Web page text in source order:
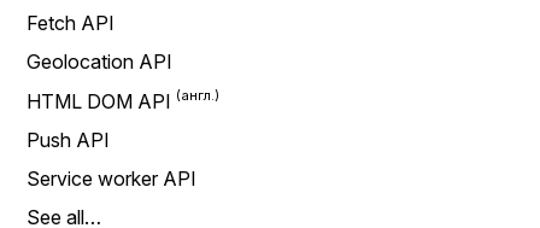
Fetch API
Geolocation API
HTML DOM API
Push API
Service worker API
See all…